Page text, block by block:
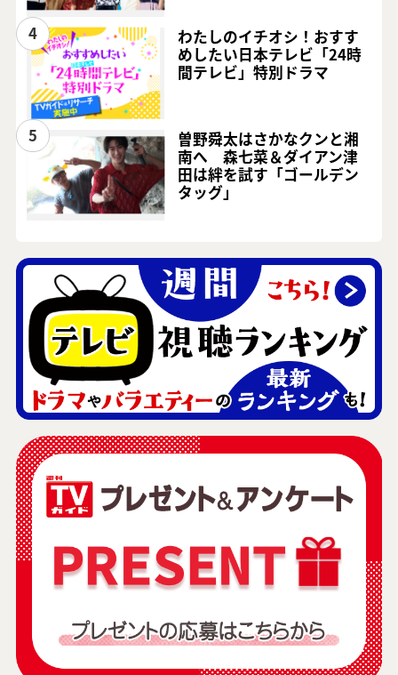
4
わたしのイチオシ！おすす
めしたい日本テレビ「24時
間テレビ」特別ドラマ
5
曽野舜太はさかなクンと湘
南へ 森七菜＆ダイアン津
田は絆を試す「ゴールデン
タッグ」